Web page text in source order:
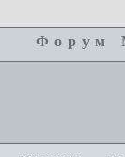
Форум